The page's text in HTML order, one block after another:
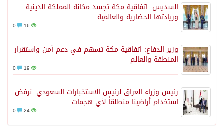
السديس: اتفاقية مكة تجسد مكانة المملكة الدينية
وريادتها الحضارية والعالمية
16
وزير الدفاع: اتفاقية مكة تسهم في دعم أمن واستقرار
المنطقة والعالم
19
رئيس وزراء العراق لرئيس الاستخبارات السعودي: نرفض
استخدام أراضينا منطلقاً لأي هجمات
24